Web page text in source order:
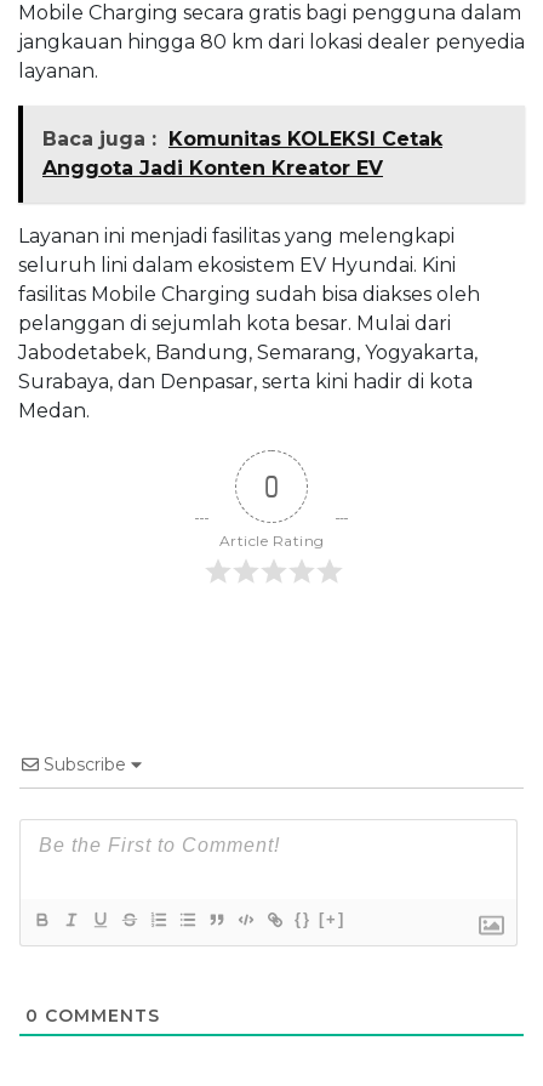
Mobile Charging secara gratis bagi pengguna dalam
jangkauan hingga 80 km dari lokasi dealer penyedia
layanan.
Baca juga :
Komunitas KOLEKSI Cetak
Anggota Jadi Konten Kreator EV
Layanan ini menjadi fasilitas yang melengkapi
seluruh lini dalam ekosistem EV Hyundai. Kini
fasilitas Mobile Charging sudah bisa diakses oleh
pelanggan di sejumlah kota besar. Mulai dari
Jabodetabek, Bandung, Semarang, Yogyakarta,
Surabaya, dan Denpasar, serta kini hadir di kota
Medan.
0
Article Rating
Subscribe
{} [+]
0 COMMENTS